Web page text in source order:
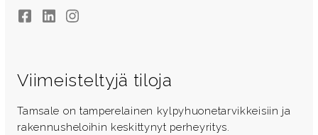
FacebookLinkedInInstagram
Viimeisteltyjä tiloja
Tamsale on tamperelainen kylpyhuonetarvikkeisiin ja
rakennusheloihin keskittynyt perheyritys.